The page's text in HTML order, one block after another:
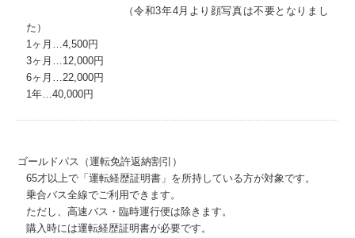
（令和3年4月より顔写真は不要となりまし
た）
1ヶ月…4,500円
3ヶ月…12,000円
6ヶ月…22,000円
1年…40,000円
ゴールドパス（運転免許返納割引）
65才以上で「運転経歴証明書」を所持している方が対象です。
乗合バス全線でご利用できます。
ただし、高速バス・臨時運行便は除きます。
購入時には運転経歴証明書が必要です。